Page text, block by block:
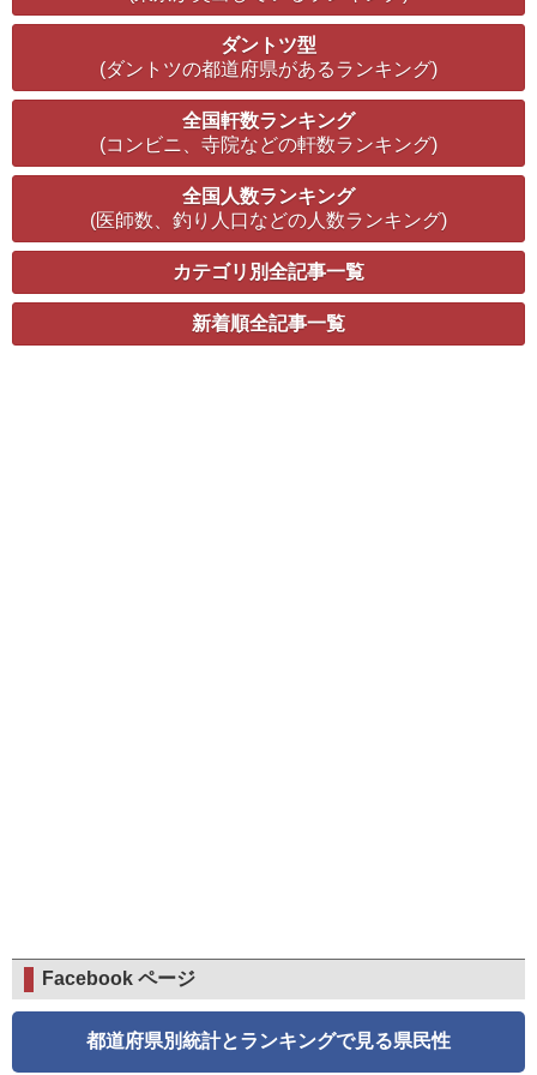
ダントツ型
(ダントツの都道府県があるランキング)
全国軒数ランキング
(コンビニ、寺院などの軒数ランキング)
全国人数ランキング
(医師数、釣り人口などの人数ランキング)
カテゴリ別全記事一覧
新着順全記事一覧
Facebook ページ
都道府県別統計とランキングで見る県民性